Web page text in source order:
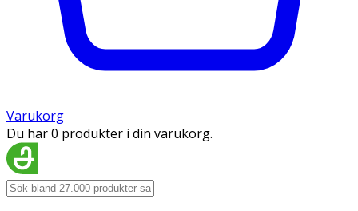
Varukorg
Du har 0 produkter i din varukorg.